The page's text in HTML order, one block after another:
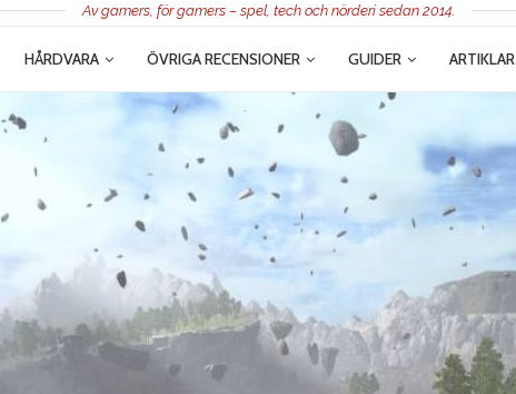
Av gamers, för gamers – spel, tech och nörderi sedan 2014.
HÅRDVARA ÖVRIGA RECENSIONER GUIDER ARTIKLAR